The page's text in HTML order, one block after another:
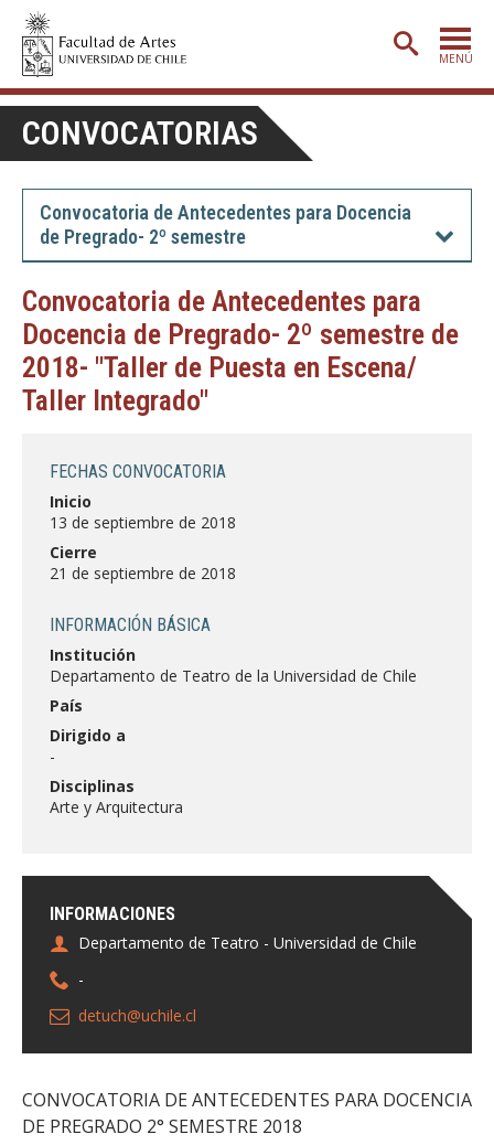
MENÚ
PORTADA
ADMISIÓN
ETAPA BÁSICA
CARRERAS
POSTGRADO
EXTENSIÓN
CREACIÓNE INVESTIGACIÓN
DEPARTAMENTOS
Estudiantes
CONVOCATORIAS
Convocatoria de Antecedentes para Docencia
de Pregrado- 2º semestre
Convocatoria de Antecedentes para
Docencia de Pregrado- 2º semestre de
2018- "Taller de Puesta en Escena/
Taller Integrado"
INFORMACIONES
Departamento de Teatro - Universidad de Chile
-
detuch@uchile.cl
FECHAS CONVOCATORIA
Inicio
13 de septiembre de 2018
Cierre
21 de septiembre de 2018
INFORMACIÓN BÁSICA
Institución
Departamento de Teatro de la Universidad de Chile
País
Dirigido a
-
Disciplinas
Arte y Arquitectura
CONVOCATORIA DE ANTECEDENTES PARA DOCENCIA
DE PREGRADO 2° SEMESTRE 2018